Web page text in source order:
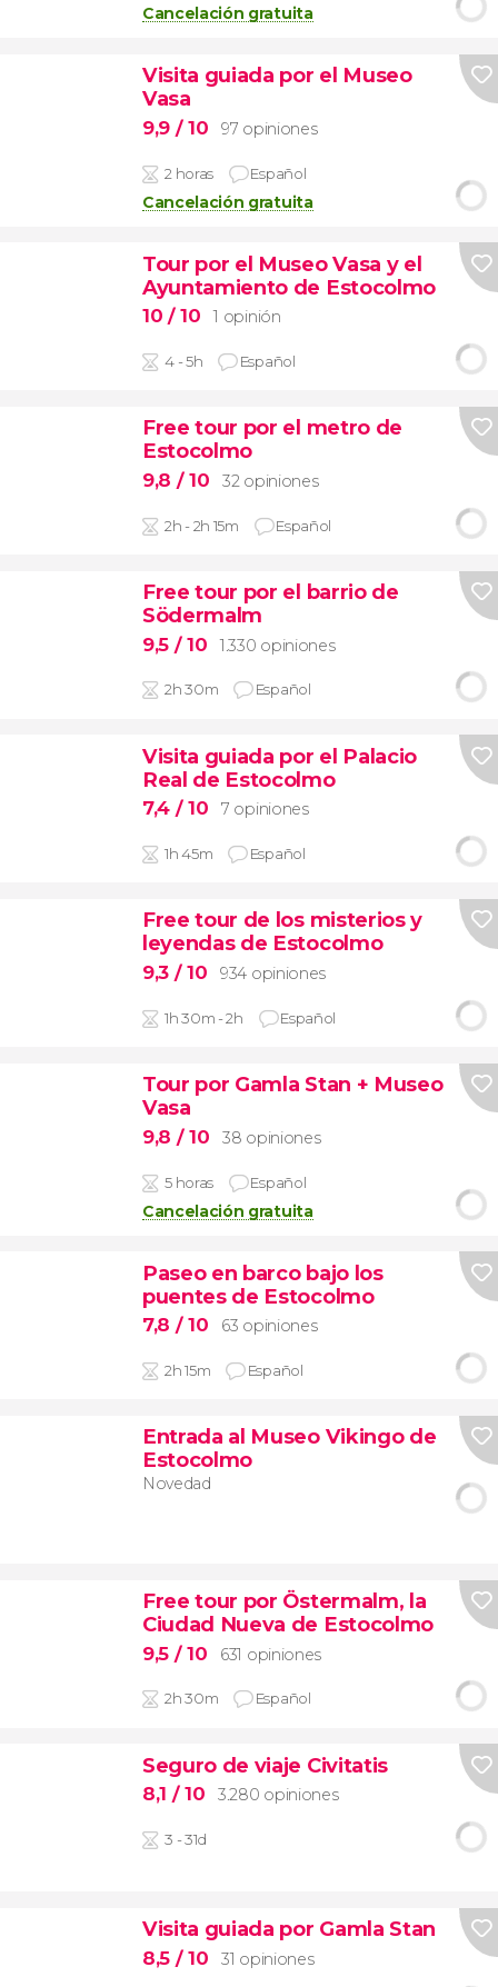
Cancelación gratuita
Visita guiada por el Museo
Vasa
9,9 / 10 97 opiniones
2 horas Español
Cancelación gratuita
Tour por el Museo Vasa y el
Ayuntamiento de Estocolmo
10 / 10 1 opinión
4 - 5h Español
Free tour por el metro de
Estocolmo
9,8 / 10 32 opiniones
2h - 2h 15m Español
Free tour por el barrio de
Södermalm
9,5 / 10 1.330 opiniones
2h 30m Español
Visita guiada por el Palacio
Real de Estocolmo
7,4 / 10 7 opiniones
1h 45m Español
Free tour de los misterios y
leyendas de Estocolmo
9,3 / 10 934 opiniones
1h 30m - 2h Español
Tour por Gamla Stan + Museo
Vasa
9,8 / 10 38 opiniones
5 horas Español
Cancelación gratuita
Paseo en barco bajo los
puentes de Estocolmo
7,8 / 10 63 opiniones
2h 15m Español
Entrada al Museo Vikingo de
Estocolmo
Novedad
Free tour por Östermalm, la
Ciudad Nueva de Estocolmo
9,5 / 10 631 opiniones
2h 30m Español
Seguro de viaje Civitatis
8,1 / 10 3.280 opiniones
3 - 31d
Visita guiada por Gamla Stan
8,5 / 10 31 opiniones